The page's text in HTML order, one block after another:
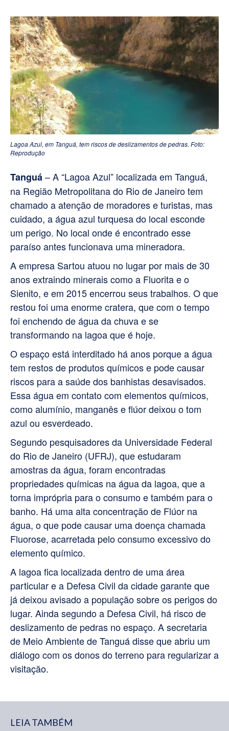
Lagoa Azul, em Tanguá, tem riscos de deslizamentos de pedras. Foto:
Reprodução
Tanguá– A “Lagoa Azul” localizada em Tanguá,
na Região Metropolitana do Rio de Janeiro tem
chamado a atenção de moradores e turistas, mas
cuidado, a água azul turquesa do local esconde
um perigo. No local onde é encontrado esse
paraíso antes funcionava uma mineradora.
A empresa Sartou atuou no lugar por mais de 30
anos extraindo minerais como a Fluorita e o
Sienito, e em 2015 encerrou seus trabalhos. O que
restou foi uma enorme cratera, que com o tempo
foi enchendo de água da chuva e se
transformando na lagoa que é hoje.
O espaço está interditado há anos porque a água
tem restos de produtos químicos e pode causar
riscos para a saúde dos banhistas desavisados.
Essa água em contato com elementos químicos,
como alumínio, manganês e flúor deixou o tom
azul ou esverdeado.
Segundo pesquisadores da Universidade Federal
do Rio de Janeiro (UFRJ), que estudaram
amostras da água, foram encontradas
propriedades químicas na água da lagoa, que a
torna imprópria para o consumo e também para o
banho. Há uma alta concentração de Flúor na
água, o que pode causar uma doença chamada
Fluorose, acarretada pelo consumo excessivo do
elemento químico.
A lagoa fica localizada dentro de uma área
particular e a Defesa Civil da cidade garante que
já deixou avisado a população sobre os perigos do
lugar. Ainda segundo a Defesa Civil, há risco de
deslizamento de pedras no espaço. A secretaria
de Meio Ambiente de Tanguá disse que abriu um
diálogo com os donos do terreno para regularizar a
visitação.
LEIA TAMBÉM